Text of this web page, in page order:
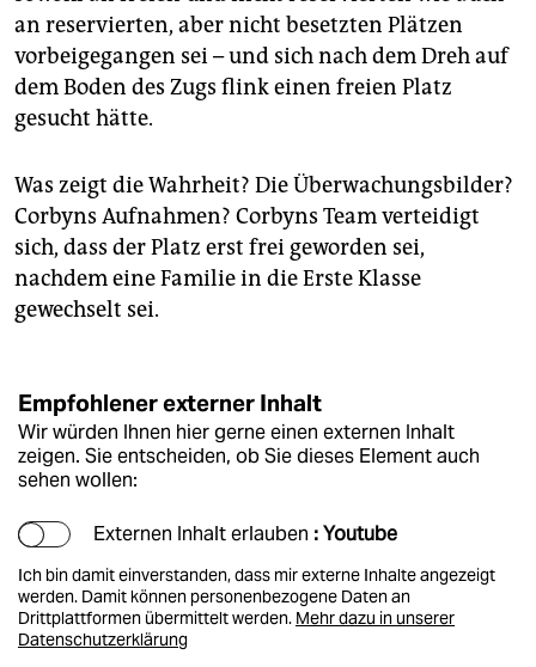
an reservierten, aber nicht besetzten Plätzen
vorbeigegangen sei – und sich nach dem Dreh auf
dem Boden des Zugs flink einen freien Platz
gesucht hätte.
Was zeigt die Wahrheit? Die Überwachungsbilder?
Corbyns Aufnahmen? Corbyns Team verteidigt
sich, dass der Platz erst frei geworden sei,
nachdem eine Familie in die Erste Klasse
gewechselt sei.
Empfohlener externer Inhalt
Wir würden Ihnen hier gerne einen externen Inhalt
zeigen. Sie entscheiden, ob Sie dieses Element auch
sehen wollen:
Externen Inhalt erlauben : Youtube
Ich bin damit einverstanden, dass mir externe Inhalte angezeigt
werden. Damit können personenbezogene Daten an
Drittplattformen übermittelt werden. Mehr dazu in unserer
Datenschutzerklärung